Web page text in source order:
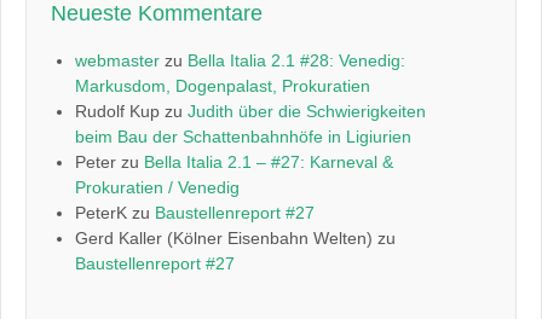
Neueste Kommentare
webmaster zu Bella Italia 2.1 #28: Venedig:
Markusdom, Dogenpalast, Prokuratien
Rudolf Kup zu Judith über die Schwierigkeiten
beim Bau der Schattenbahnhöfe in Ligiurien
Peter zu Bella Italia 2.1 – #27: Karneval &
Prokuratien / Venedig
PeterK zu Baustellenreport #27
Gerd Kaller (Kölner Eisenbahn Welten) zu
Baustellenreport #27